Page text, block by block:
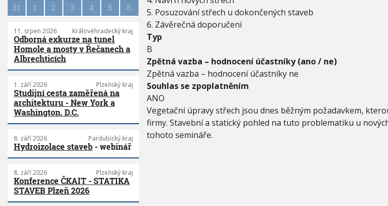
5. Posuzování střech u dokončených staveb
6. Závěrečná doporučení
Typ
B
Zpětná vazba – hodnocení účastníky (ano / ne)
Zpětná vazba – hodnocení účastníky ne
Souhlas se zpoplatněním
ANO
Vegetační úpravy střech jsou dnes běžným požadavkem,
firmy. Stavební a statický pohled na tuto problematiku u
tohoto semináře.
31
1 2 3 4 5 6
11. srpen 2026 Královéhradecký kraj
Odborná exkurze na tunel
Homole a mosty v Řečanech a
Albrechticích
1. září 2026 Plzeňský kraj
Studijní cesta zaměřená na
architekturu - New York a
Washington, D.C.
8. září 2026 Pardubický kraj
Hydroizolace staveb - webinář
8. září 2026 Plzeňský kraj
Konference ČKAIT - STATIKA
STAVEB Plzeň 2026